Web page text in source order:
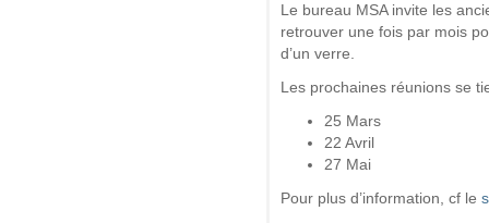
Le bureau MSA invite les
retrouver une fois par mois
d’un verre.
Les prochaines réunions se
25 Mars
22 Avril
27 Mai
Pour plus d’information, cf le